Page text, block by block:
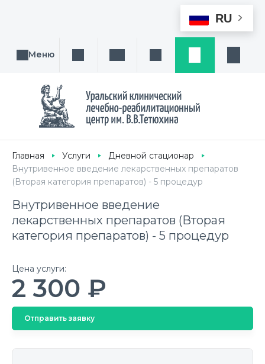
RU
Меню Поиск услуги, направления или врача
Написать намЗаказ звонка
Главная Услуги
Дневной стационар
Внутривенное введение лекарственных препаратов
(Вторая категория препаратов) - 5 процедур
Внутривенное введение
лекарственных препаратов (Вторая
категория препаратов) - 5 процедур
Цена услуги:
2 300 ₽
Отправить заявку